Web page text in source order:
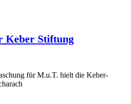
Keber Stiftung
für M.u.T. hielt die Keber-